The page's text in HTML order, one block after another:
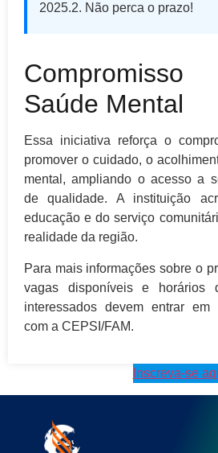
2025.2. Não perca o prazo!
Saúde Mental
Essa iniciativa reforça o
promover o cuidado, o
mental, ampliando o acesso a
de qualidade. A instituição
educação e do serviço
realidade da região.
Para mais informações sobre o
vagas disponíveis e horários
interessados devem entrar em
com a CEPSI/FAM.
Inscreva-se